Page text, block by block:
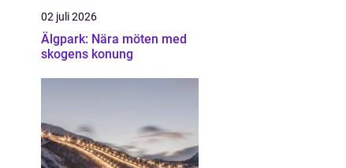
02 juli 2026
Älgpark: Nära möten med
skogens konung